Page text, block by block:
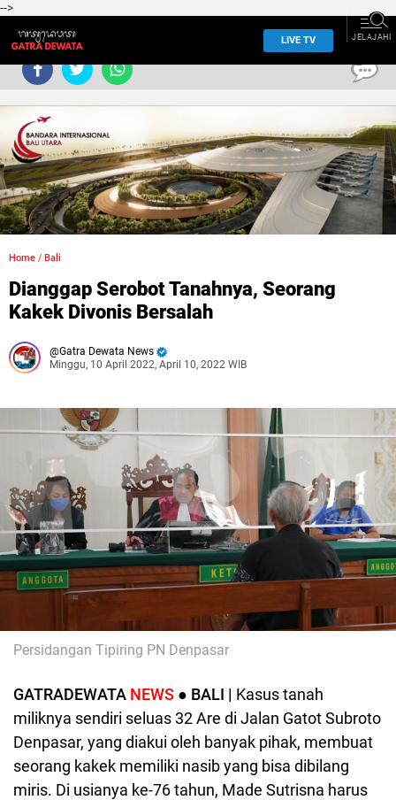
-->
LIVE TV JELAJAHI
Home / Bali
Dianggap Serobot Tanahnya, Seorang
Kakek Divonis Bersalah
Gatra Dewata News
Minggu, 10 April 2022, April 10, 2022 WIB
Persidangan Tipiring PN Denpasar
GATRADEWATA NEWS ● BALI | Kasustanah
miliknya sendiri seluas 32 Are di Jalan Gatot Subroto
Denpasar, yang diakui oleh banyak pihak, membuat
seorang kakek memiliki nasib yang bisa dibilang
miris. Di usianya ke-76 tahun, Made Sutrisna harus